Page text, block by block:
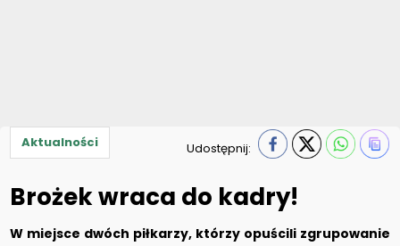
Aktualności Udostępnij:
Brożek wraca do kadry!
W miejsce dwóch piłkarzy, którzy opuścili zgrupowanie